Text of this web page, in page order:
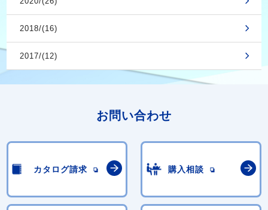
2018/(16)
2017/(12)
お問い合わせ
カタログ請求 購入相談